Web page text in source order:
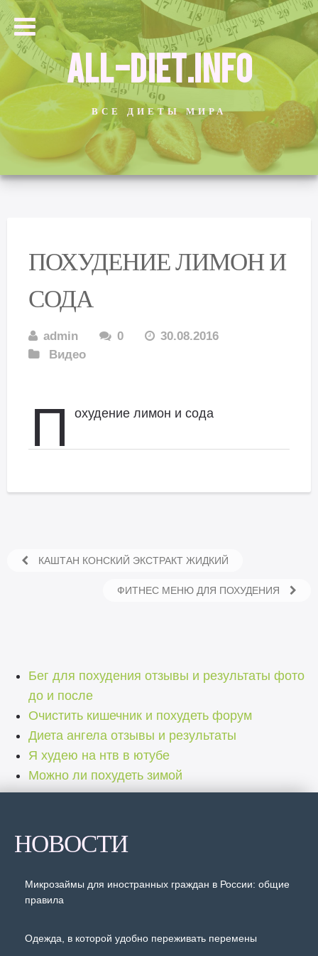
ALL-DIET.INFO
ВСЕ ДИЕТЫ МИРА
ПОХУДЕНИЕ ЛИМОН И
СОДА
admin 0
30.08.2016
Видео
П охудение лимон и сода
КАШТАН КОНСКИЙ ЭКСТРАКТ ЖИДКИЙ
ФИТНЕС МЕНЮ ДЛЯ ПОХУДЕНИЯ
Бег для похудения отзывы и результаты фото
до и после
Очистить кишечник и похудеть форум
Диета ангела отзывы и результаты
Я худею на нтв в ютубе
Можно ли похудеть зимой
НОВОСТИ
Микрозаймы для иностранных граждан в России: общие
правила
Одежда, в которой удобно переживать перемены